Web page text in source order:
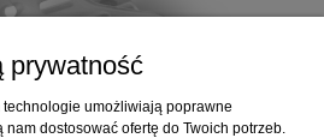
prywatność
umożliwiają poprawne
nam dostosować ofertę do Twoich potrzeb.